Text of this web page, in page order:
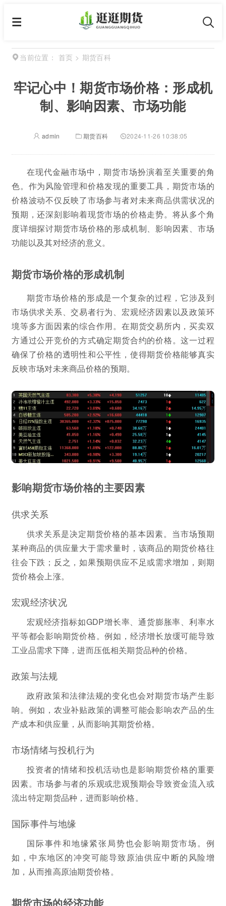
当前位置： 首页 > 期货百科
牢记心中！期货市场价格：形成机
制、影响因素、市场功能
admin 期货百科 2024-11-26 10:38:05
在现代金融市场中，期货市场扮演着至关重要的角
色。作为风险管理和价格发现的重要工具，期货市场的
价格波动不仅反映了市场参与者对未来商品供需状况的
预期，还深刻影响着现货市场的价格走势。将从多个角
度详细探讨期货市场价格的形成机制、影响因素、市场
功能以及其对经济的意义。
期货市场价格的形成机制
期货市场价格的形成是一个复杂的过程，它涉及到
市场供求关系、交易者行为、宏观经济因素以及政策环
境等多方面因素的综合作用。在期货交易所内，买卖双
方通过公开竞价的方式确定期货合约的价格。这一过程
确保了价格的透明性和公平性，使得期货价格能够真实
反映市场对未来商品价格的预期。
影响期货市场价格的主要因素
供求关系
供求关系是决定期货价格的基本因素。当市场预期
某种商品的供应量大于需求量时，该商品的期货价格往
往会下跌；反之，如果预期供应不足或需求增加，则期
货价格会上涨。
宏观经济状况
宏观经济指标如GDP增长率、通货膨胀率、利率水
平等都会影响期货价格。例如，经济增长放缓可能导致
工业品需求下降，进而压低相关期货品种的价格。
政策与法规
政府政策和法律法规的变化也会对期货市场产生影
响。例如，农业补贴政策的调整可能会影响农产品的生
产成本和供应量，从而影响其期货价格。
市场情绪与投机行为
投资者的情绪和投机活动也是影响期货价格的重要
因素。市场参与者的乐观或悲观预期会导致资金流入或
流出特定期货品种，进而影响价格。
国际事件与地缘
国际事件和地缘紧张局势也会影响期货市场。例
如，中东地区的冲突可能导致原油供应中断的风险增
加，从而推高原油期货价格。
期货市场的经济功能